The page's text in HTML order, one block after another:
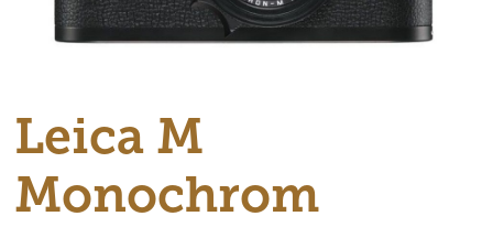
Leica M
Monochrom